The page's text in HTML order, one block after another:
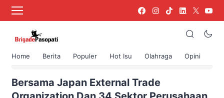
Home Berita Populer Hot Isu Olahraga Opini
›
Bersama Japan External Trade